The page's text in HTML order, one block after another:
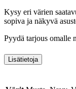
Kysy eri värien
sopiva ja näkyvä
Pyydä tarjous omalle
Lisätietoja